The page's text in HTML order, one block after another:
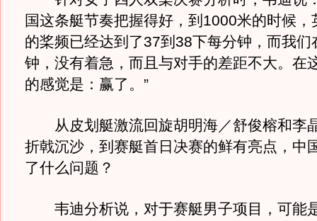
国这条艇节奏把握得好，到1000米的时候，
的桨频已经达到了37到38下每分钟，而我们
钟，没有着急，而且与对手的差距不大。在
的感觉是：赢了。”
从皮划艇激流回旋胡明海／舒俊榕和李
折戟沉沙，到赛艇首日决赛的鲜有亮点，中
了什么问题？
韦迪分析说，对于赛艇男子项目，可能